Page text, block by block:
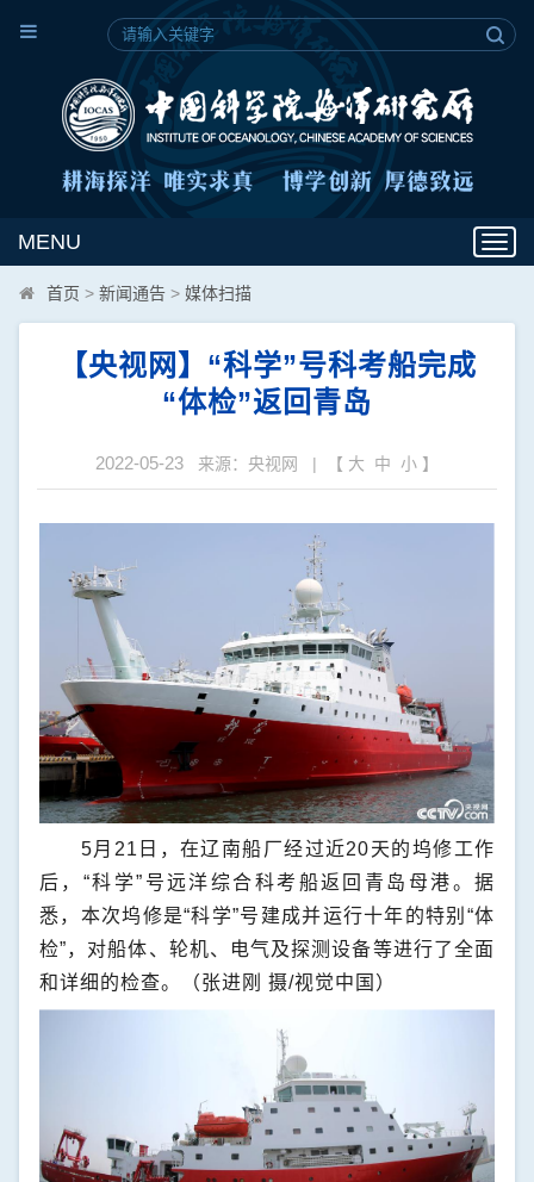
MENU
首页 > 新闻通告 > 媒体扫描
【央视网】“科学”号科考船完成
“体检”返回青岛
2022-05-23 来源：央视网 | 【 大 中 小 】
5月21日，在辽南船厂经过近20天的坞修工作
后，“科学”号远洋综合科考船返回青岛母港。据
悉，本次坞修是“科学”号建成并运行十年的特别“体
检”，对船体、轮机、电气及探测设备等进行了全面
和详细的检查。（张进刚 摄/视觉中国）